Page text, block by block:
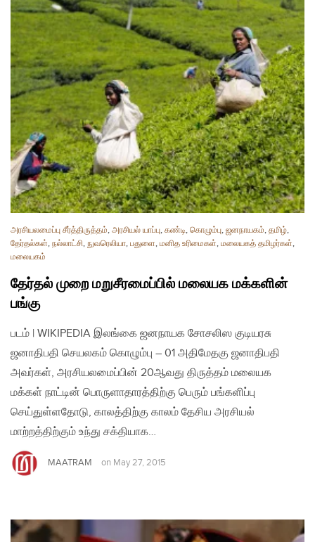
அரசியலமைப்பு சீர்த்திருத்தம், அரசியல் யாப்பு, கண்டி, கொழும்பு, ஜனநாயகம், தமிழ்,
தேர்தல்கள், நல்லாட்சி, நுவரெலியா, பதுளை, மனித உரிமைகள், மலையகத் தமிழர்கள்,
மலையகம்
தேர்தல் முறை மறுசீரமைப்பில் மலையக மக்களின்
பங்கு
படம் | WIKIPEDIA இலங்கை ஜனநாயக சோசலிஸ குடியரசு
ஜனாதிபதி செயலகம் கொழும்பு – 01 அதிமேதகு ஜனாதிபதி
அவர்கள், அரசியலமைப்பின் 20ஆவது திருத்தம் மலையக
மக்கள் நாட்டின் பொருளாதாரத்திற்கு பெரும் பங்களிப்பு
செய்துள்ளதோடு, காலத்திற்கு காலம் தேசிய அரசியல்
மாற்றத்திற்கும் உந்து சக்தியாக…
MAATRAM on May 27, 2015